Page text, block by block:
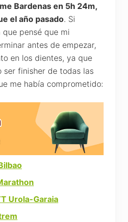
Bardenas en 5h 24m,
el año pasado. Si
pensé que mi
antes de empezar,
en los dientes, ya que
ser finisher de todas las
me había comprometido:
Urola-Garaia